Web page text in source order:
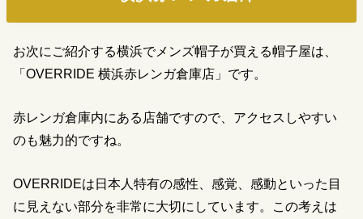
お次にご紹介する横浜でメンズ帽子が買える帽子屋は、
「OVERRIDE 横浜赤レンガ倉庫店」です。
赤レンガ倉庫内にある店舗ですので、アクセスしやすい
のも魅力的ですね。
OVERRIDEは日本人特有の感性、感覚、感動といった目
に見えない部分を非常に大切にしています。この考えは